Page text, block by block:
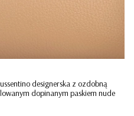
designerska z ozdobną
dopinanym paskiem nude